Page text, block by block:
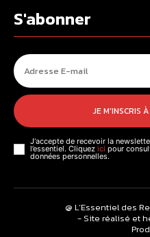
4,00 €
S'abonner
JE M'INSCRIS
J'accepte de recevoir la
l’essentiel. Cliquez ici pour
données personnelles.
@ L’Essentiel des
- Site réalisé et